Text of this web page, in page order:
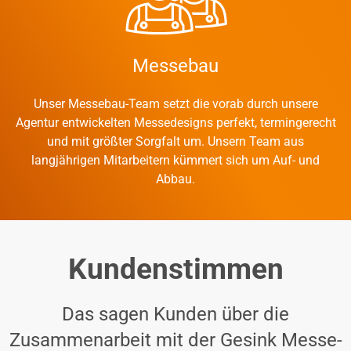
Messebau
Unser Messebau-Team setzt die vorab durch unsere
Agentur entwickelten Messedesigns perfekt, termingerecht
und mit größter Sorgfalt um. Unsern Team aus
langjährigen Mitarbeitern kümmert sich um Auf- und
Abbau.
Kundenstimmen
Das sagen Kunden über die
Zusammenarbeit mit der Gesink Messe-